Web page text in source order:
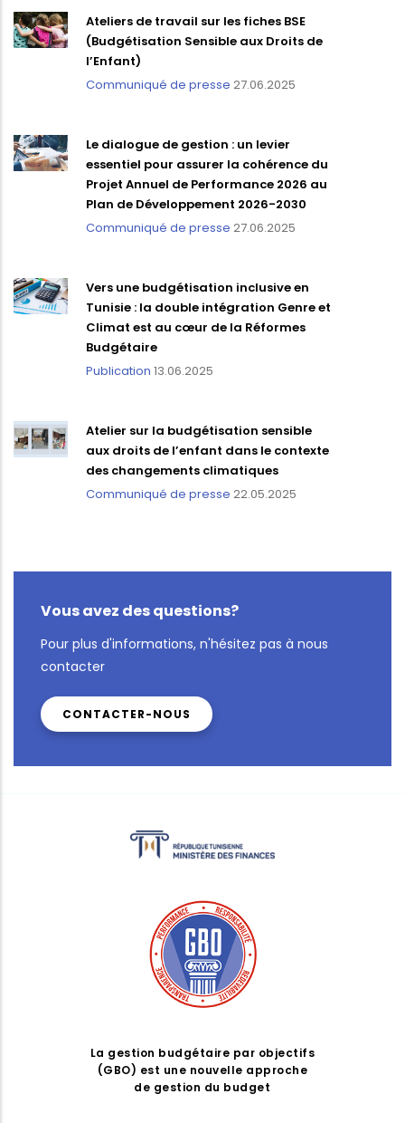
Ateliers de travail sur les fiches BSE
(Budgétisation Sensible aux Droits de
l’Enfant)
Communiqué de presse 27.06.2025
Le dialogue de gestion : un levier
essentiel pour assurer la cohérence du
Projet Annuel de Performance 2026 au
Plan de Développement 2026-2030
Communiqué de presse 27.06.2025
Vers une budgétisation inclusive en
Tunisie : la double intégration Genre et
Climat est au cœur de la Réformes
Budgétaire
Publication 13.06.2025
Atelier sur la budgétisation sensible
aux droits de l’enfant dans le contexte
des changements climatiques
Communiqué de presse 22.05.2025
Vous avez des questions?
Pour plus d'informations, n'hésitez pas à nous
contacter
CONTACTER-NOUS
La gestion budgétaire par objectifs
(GBO) est une nouvelle approche
de gestion du budget